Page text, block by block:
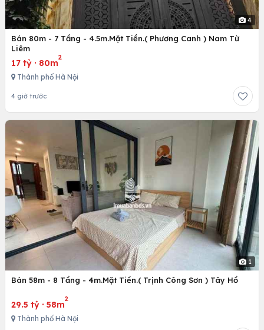
4
Bán 80m - 7 Tầng - 4.5m.Mặt Tiền.( Phương Canh ) Nam Từ
Liêm
17 tỷ · 80m
2
Thành phố Hà Nội
4 giờ trước
1
Bán 58m - 8 Tầng - 4m.Mặt Tiền.( Trịnh Công Sơn ) Tây Hồ
29.5 tỷ · 58m
2
Thành phố Hà Nội